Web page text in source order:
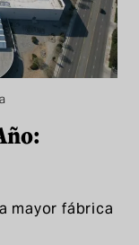
mayor fábrica